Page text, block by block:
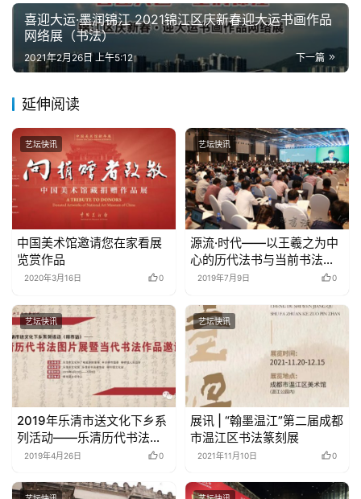
喜迎大运·墨润锦江 2021锦江区庆新春迎大运书画作品
网络展（书法）
下一篇
2021年2月26日 上午5:12
延伸阅读
艺坛快讯
中国美术馆邀请您在家看展
览赏作品
2020年3月16日 0
艺坛快讯
源流·时代——以王羲之为中
心的历代法书与当前书法创
作暨绍兴论坛成功举办 –
2019年7月9日 0
艺坛快讯
2019年乐清市送文化下乡系
列活动——乐清历代书法图
片展暨当代书法作品邀请展
2019年4月26日 0
艺坛快讯
展讯 | “翰墨温江”第二届成都
市温江区书法篆刻展
2021年11月10日 0